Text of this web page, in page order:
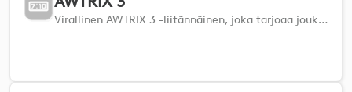
Virallinen AWTRIX 3 -liitännäinen, joka tarjoaa joukon mukautettavia toimia sinulle Ulanzi Smart Pixel -kelloa varten.